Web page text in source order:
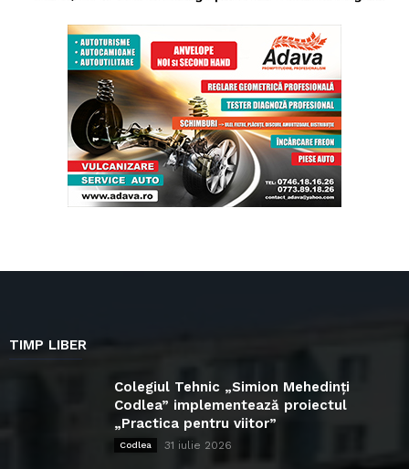
TIMP LIBER
Colegiul Tehnic „Simion Mehedinți
Codlea” implementează proiectul
„Practica pentru viitor”
Codlea 31 iulie 2026